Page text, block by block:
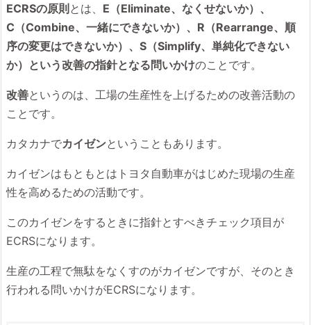
ECRSの原則とは、 E（Eliminate、なくせないか）、
C（Combine、一緒にできないか）、R（Rearrange、順
序の変更はできないか）、S（Simplify、単純化できない
か）という改善の指針となる問いかけのことです。
改善というのは、工場の生産性を上げるための改善活動の
ことです。
カタカナでカイゼンということもあります。
カイゼンはもともとはトヨタ自動車がはじめた現場の生産
性を高めるための活動です。
このカイゼンをするときに指針とすべきチェック項目が
ECRSになります。
生産の工程で無駄をなくすのがカイゼンですが、そのとき
行われる問いかけがECRSになります。